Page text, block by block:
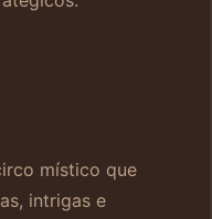
místico que
intrigas e